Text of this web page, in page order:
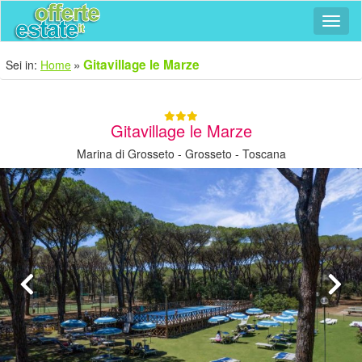
Sei in: Home Gitavillage le Marze
Gitavillage le Marze
Marina di Grosseto - Grosseto - Toscana